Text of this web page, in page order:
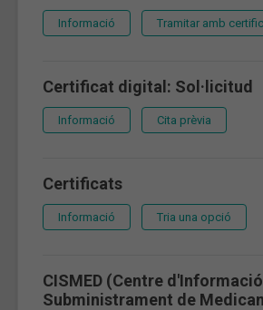
Informació Tramitar amb
Certificat digital: Sol·licitud
Informació Cita prèvia
Certificats
Informació Tria una opció
CISMED (Centre
Subministrament de